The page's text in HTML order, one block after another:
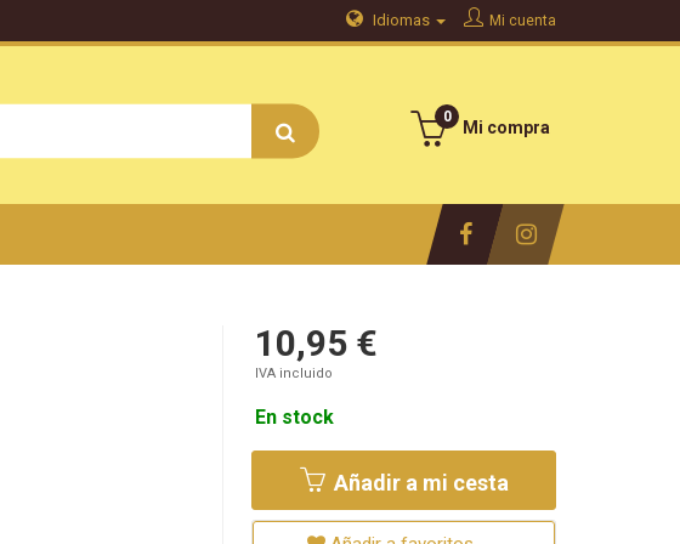
Mi cuenta
Idiomas
Mi compra
0
10,95 €
IVA incluido
En stock
Añadir a mi cesta